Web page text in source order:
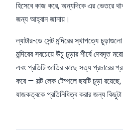
হিসেবে কাজ করে, অন্যদিকে এর ভেতরে
জন্য আহ্বান জানায়।
ল্যাটার-ডে সেন্ট মন্দিরের স্থাপত্যে
মন্দিরের সবচেয়ে উঁচু চূড়ার শীর্ষে দেবদূত
এবং প্রতিটি জাতির কাছে সত্য প্রচারের
করে — সল্ট লেক টেম্পলে ছয়টি চূড়া
যাজকত্বকে প্রতিনিধিত্ব করার জন্য